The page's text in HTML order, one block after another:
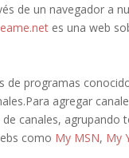
de un navegador a
es una web
de programas
agregar
canales,
como My MSN, My